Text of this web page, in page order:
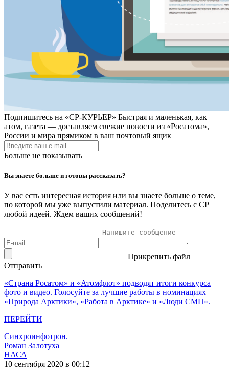
Подпишитесь на «СР-КУРЬЕР» Быстрая и маленькая, как
атом, газета — доставляем свежие новости из «Росатома»,
России и мира прямиком в ваш почтовый ящик
Больше не показывать
Вы знаете больше и готовы рассказать?
У вас есть интересная история или вы знаете больше о теме,
по которой мы уже выпустили материал. Поделитесь с СР
любой идеей. Ждем ваших сообщений!
Прикрепить файл
Отправить
«Страна Росатом» и «Атомфлот» подводят итоги конкурса
фото и видео. Голосуйте за лучшие работы в номинациях
«Природа Арктики», «Работа в Арктике» и «Люди СМП».
ПЕРЕЙТИ
Синхроинфотрон.
Роман Залотуха
НАСА
10 сентября 2020 в 00:12